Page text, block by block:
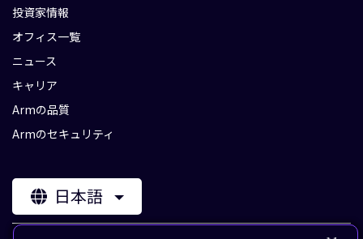
投資家情報
オフィス一覧
ニュース
キャリア
Armの品質
Armのセキュリティ
日本語